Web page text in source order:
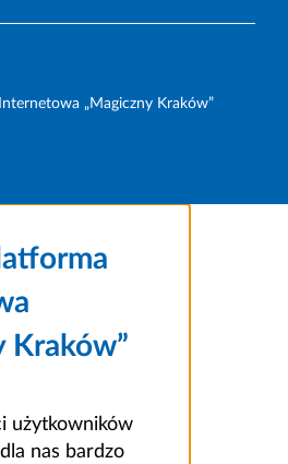
„Magiczny Kraków”
Kraków”
użytkowników
nas bardzo